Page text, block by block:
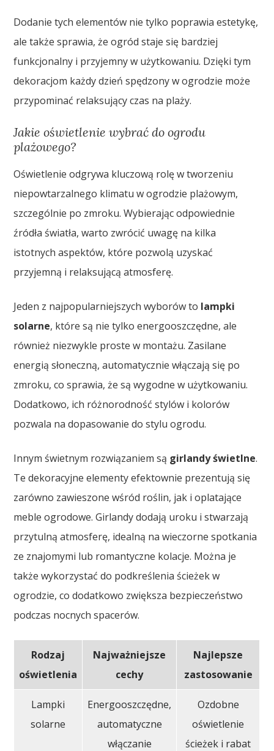
Dodanie tych elementów nie tylko poprawia estetykę,
ale także sprawia, że ogród staje się bardziej
funkcjonalny i przyjemny w użytkowaniu. Dzięki tym
dekoracjom każdy dzień spędzony w ogrodzie może
przypominać relaksujący czas na plaży.
Jakie oświetlenie wybrać do ogrodu
plażowego?
Oświetlenie odgrywa kluczową rolę w tworzeniu
niepowtarzalnego klimatu w ogrodzie plażowym,
szczególnie po zmroku. Wybierając odpowiednie
źródła światła, warto zwrócić uwagę na kilka
istotnych aspektów, które pozwolą uzyskać
przyjemną i relaksującą atmosferę.
Jeden z najpopularniejszych wyborów to lampki
solarne, które są nie tylko energooszczędne, ale
również niezwykle proste w montażu. Zasilane
energią słoneczną, automatycznie włączają się po
zmroku, co sprawia, że są wygodne w użytkowaniu.
Dodatkowo, ich różnorodność stylów i kolorów
pozwala na dopasowanie do stylu ogrodu.
Innym świetnym rozwiązaniem są girlandy świetlne.
Te dekoracyjne elementy efektownie prezentują się
zarówno zawieszone wśród roślin, jak i oplatające
meble ogrodowe. Girlandy dodają uroku i stwarzają
przytulną atmosferę, idealną na wieczorne spotkania
ze znajomymi lub romantyczne kolacje. Można je
także wykorzystać do podkreślenia ścieżek w
ogrodzie, co dodatkowo zwiększa bezpieczeństwo
podczas nocnych spacerów.
Rodzaj
oświetlenia
Najważniejsze
cechy
Najlepsze
zastosowanie
Lampki
solarne
Energooszczędne,
automatyczne
włączanie
Ozdobne
oświetlenie
ścieżek i rabat